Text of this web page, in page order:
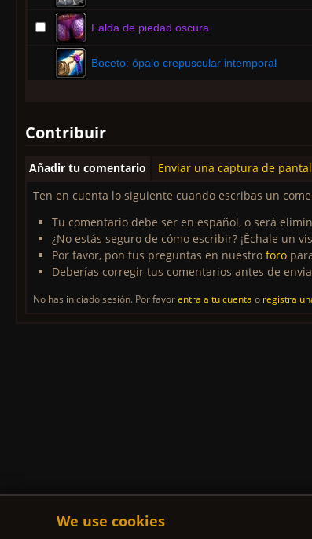
Falda de piedad oscura
Boceto: ópalo crepuscular intemporal
Contribuir
Añadir tu comentario
Enviar una captura de
Ten en cuenta lo siguiente cuando escribas un
Tu comentario debe ser en español, o será
¿No estás seguro de cómo escribir? ¡Échale un
Por favor, pon tus preguntas en nuestro foro
Deberías corregir tus comentarios antes de
No has iniciado sesión. Por favorentra a tu cuenta o registra
We use cookies